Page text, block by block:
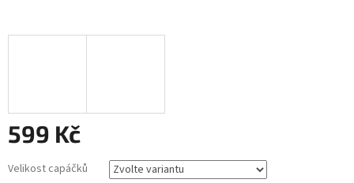
599 Kč
cena:
Velikost capáčků